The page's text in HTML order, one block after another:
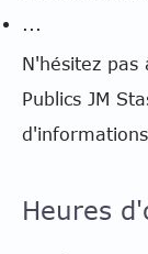
...
N'hésitez pas
Publics JM
Heures